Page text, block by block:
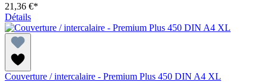
21,36 €*
Détails
Couverture / intercalaire - Premium Plus 450 DIN A4 XL